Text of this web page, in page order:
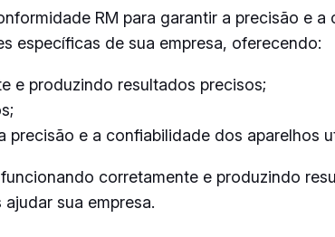
RM para garantir a precisão e a
específicas de sua empresa, oferecendo:
e produzindo resultados precisos;
precisão e a confiabilidade dos aparelhos
corretamente e produzindo
sua empresa.